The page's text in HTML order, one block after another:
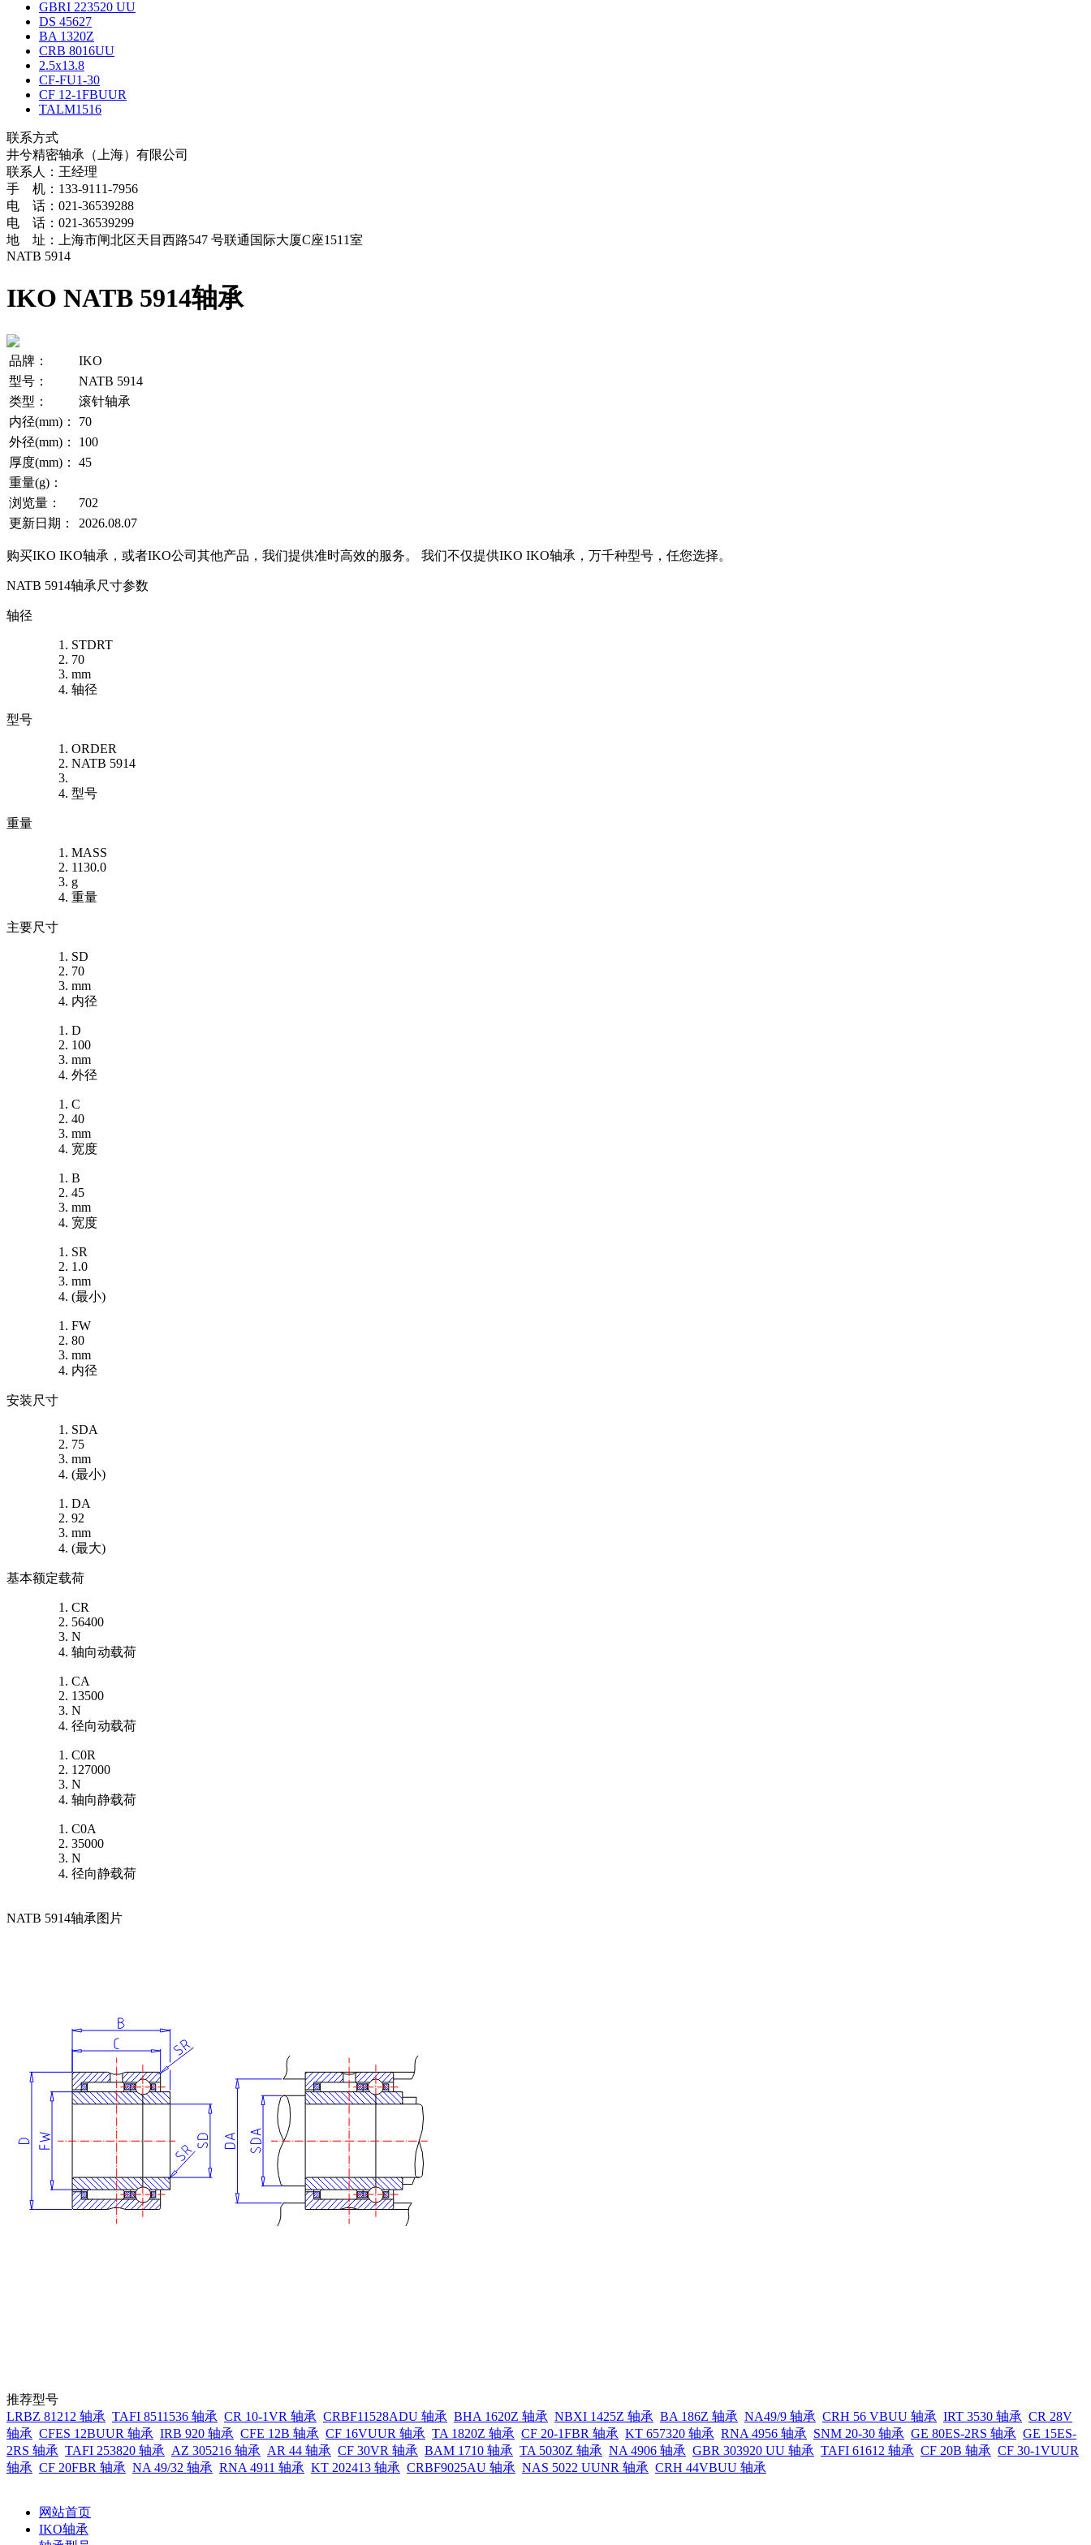
GBRI 223520 UU
DS 45627
BA 1320Z
CRB 8016UU
2.5x13.8
CF-FU1-30
CF 12-1FBUUR
TALM1516
联系方式
井兮精密轴承（上海）有限公司
联系人：王经理
手 机：133-9111-7956
电 话：021-36539288
电 话：021-36539299
地 址：上海市闸北区天目西路547 号联通国际大厦C座1511室
NATB 5914
IKO NATB 5914轴承
品牌：
IKO
型号：
NATB 5914
类型：
滚针轴承
内径(mm)：
70
外径(mm)：
100
厚度(mm)：
45
重量(g)：
浏览量：
702
更新日期：
2026.08.07
购买IKO IKO轴承，或者IKO公司其他产品，我们提供准时高效的服务。 我们不仅提供IKO IKO轴承，万千种型号，任您选择。
NATB 5914轴承尺寸参数
轴径
STDRT
70
mm
轴径
型号
ORDER
NATB 5914
型号
重量
MASS
1130.0
g
重量
主要尺寸
SD
70
mm
内径
D
100
mm
外径
C
40
mm
宽度
B
45
mm
宽度
SR
1.0
mm
(最小)
FW
80
mm
内径
安装尺寸
SDA
75
mm
(最小)
DA
92
mm
(最大)
基本额定载荷
CR
56400
N
轴向动载荷
CA
13500
N
径向动载荷
C0R
127000
N
轴向静载荷
C0A
35000
N
径向静载荷
NATB 5914轴承图片
推荐型号
LRBZ 81212 轴承 TAFI 8511536 轴承 CR 10-1VR 轴承 CRBF11528ADU 轴承 BHA 1620Z 轴承 NBXI 1425Z 轴承 BA 186Z 轴承 NA49/9 轴承 CRH 56 VBUU 轴承 IRT 3530 轴承 CR 28V
轴承 CFES 12BUUR 轴承 IRB 920 轴承 CFE 12B 轴承 CF 16VUUR 轴承 TA 1820Z 轴承 CF 20-1FBR 轴承 KT 657320 轴承 RNA 4956 轴承 SNM 20-30 轴承 GE 80ES-2RS 轴承 GE 15ES-
2RS 轴承 TAFI 253820 轴承 AZ 305216 轴承 AR 44 轴承 CF 30VR 轴承 BAM 1710 轴承 TA 5030Z 轴承 NA 4906 轴承 GBR 303920 UU 轴承 TAFI 61612 轴承 CF 20B 轴承 CF 30-1VUUR
轴承 CF 20FBR 轴承 NA 49/32 轴承 RNA 4911 轴承 KT 202413 轴承 CRBF9025AU 轴承 NAS 5022 UUNR 轴承 CRH 44VBUU 轴承
网站首页
IKO轴承